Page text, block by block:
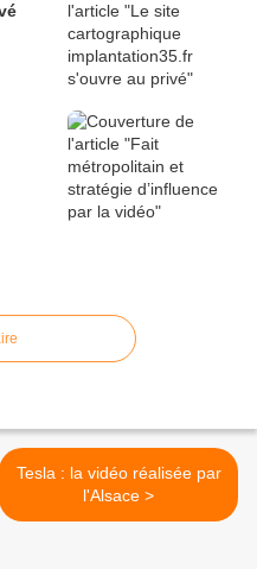
Tesla : la vidéo réalisée par
l'Alsace >